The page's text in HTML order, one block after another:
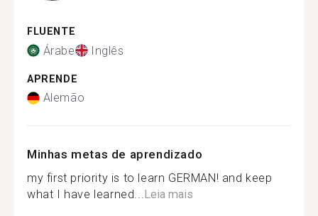
FLUENTE
Árabe Inglês
APRENDE
Alemão
Minhas metas de aprendizado
my first priority is to learn GERMAN! and keep
what I have learned...Leia mais